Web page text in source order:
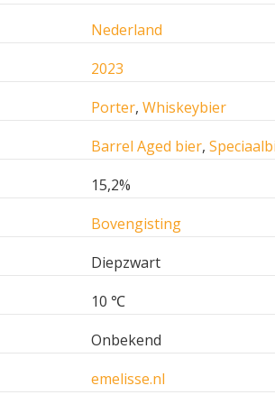
Nederland
2023
Porter, Whiskeybier
Barrel Aged bier,
15,2%
Bovengisting
Diepzwart
10 ℃
Onbekend
emelisse.nl